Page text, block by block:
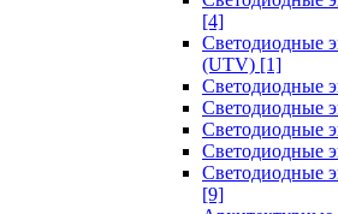
[4]
Светодиодные
(UTV) [1]
Светодиодные
Светодиодные
Светодиодные
Светодиодные
Светодиодные
[9]